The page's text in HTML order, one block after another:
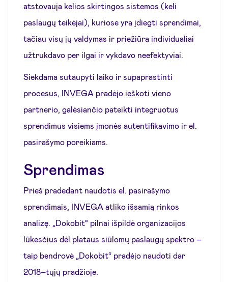
atstovauja kelios skirtingos sistemos (keli
paslaugų teikėjai), kuriose yra įdiegti sprendimai,
tačiau visų jų valdymas ir priežiūra individualiai
užtrukdavo per ilgai ir vykdavo neefektyviai.
Siekdama sutaupyti laiko ir supaprastinti
procesus, INVEGA pradėjo ieškoti vieno
partnerio, galėsiančio pateikti integruotus
sprendimus visiems įmonės autentifikavimo ir el.
pasirašymo poreikiams.
Sprendimas
Prieš pradedant naudotis el. pasirašymo
sprendimais, INVEGA atliko išsamią rinkos
analizę. „Dokobit“ pilnai išpildė organizacijos
lūkesčius dėl plataus siūlomų paslaugų spektro –
taip bendrovė „Dokobit“ pradėjo naudoti dar
2018–tųjų pradžioje.